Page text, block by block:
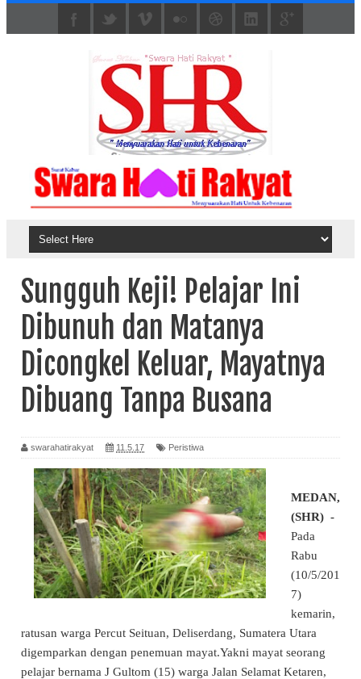
Sungguh Keji! Pelajar Ini
Dibunuh dan Matanya
Dicongkel Keluar, Mayatnya
Dibuang Tanpa Busana
swarahatirakyat 11.5.17 Peristiwa
MEDAN,
(SHR) -
Pada
Rabu
(10/5/201
7)
kemarin,
ratusan warga Percut Seituan, Deliserdang, Sumatera Utara
digemparkan dengan penemuan mayat.Yakni mayat seorang
pelajar bernama J Gultom (15) warga Jalan Selamat Ketaren,